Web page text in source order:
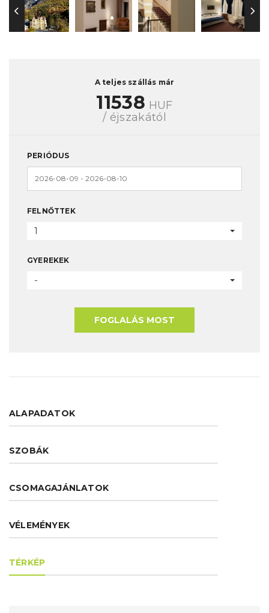
A teljes szállás már
11538 HUF
/ éjszakától
PERIÓDUS
FELNŐTTEK
1
GYEREKEK
-
FOGLALÁS MOST
ALAPADATOK
SZOBÁK
CSOMAGAJÁNLATOK
VÉLEMÉNYEK
TÉRKÉP